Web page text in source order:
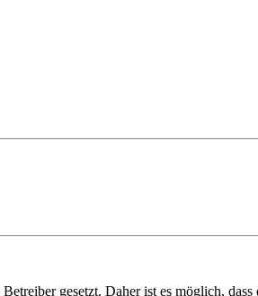
gesetzt. Daher ist es möglich,